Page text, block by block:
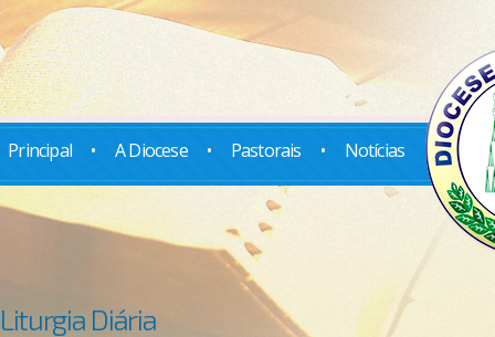
Principal • A Diocese • Pastorais • Notícias
Liturgia Diária